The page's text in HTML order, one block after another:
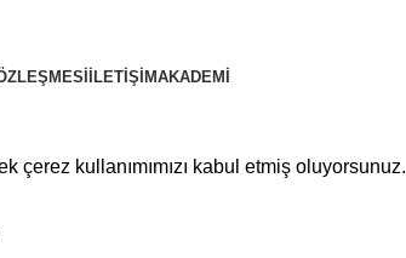
İLETIŞIMAKADEMI
kullanımımızı kabul etmiş oluyorsunuz.